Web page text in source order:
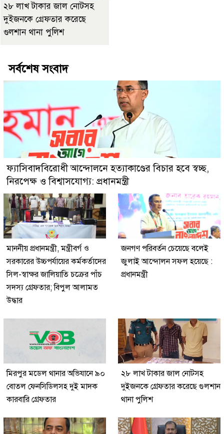
২৮ লাখ টাকার জাল নোটসহ
দুইজনকে গ্রেফতার করেছে
গুলশান থানা পুলিশ
সর্বশেষ সংবাদ
ফ্যাসিবাদবিরোধী আন্দোলনে হত্যাকাণ্ডের বিচার হবে স্বচ্ছ,
নিরপেক্ষ ও বিশ্বাসযোগ্য: প্রধানমন্ত্রী
মাননীয় প্রধানমন্ত্রী, মন্ত্রীবর্গ ও
সরকারের উচ্চপর্যায়ের কর্মকর্তাদের
সিল-স্বাক্ষর জালিয়াতি চক্রের পাঁচ
সদস্য গ্রেফতার; বিপুল আলামত
উদ্ধার
জনগণ পরিবর্তন চেয়েছে বলেই
জুলাই আন্দোলন সফল হয়েছে :
প্রধানমন্ত্রী
মিরপুর মডেল থানার অভিযানে ৯০
বোতল ফেনসিডিলসহ দুই মাদক
কারবারি গ্রেফতার
২৮ লাখ টাকার জাল নোটসহ
দুইজনকে গ্রেফতার করেছে গুলশান
থানা পুলিশ